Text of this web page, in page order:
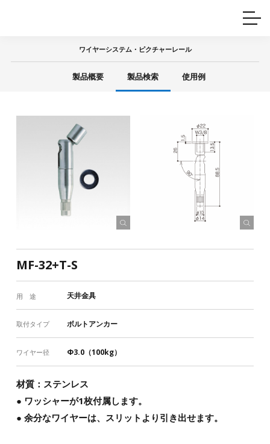
ついて
産業用ワイヤー
技術
サポート
製品の安全と品質について
グリップの使い方
図面ダウンロード
ワイヤーシステム・ピクチャーレール
製品概要 製品検索 使用例
MF-32+T-S
用 途 天井金具
取付タイプ ボルトアンカー
ワイヤー径 Φ3.0（100kg）
材質：ステンレス
● ワッシャーが1枚付属します。
● 余分なワイヤーは、スリットより引き出せます。